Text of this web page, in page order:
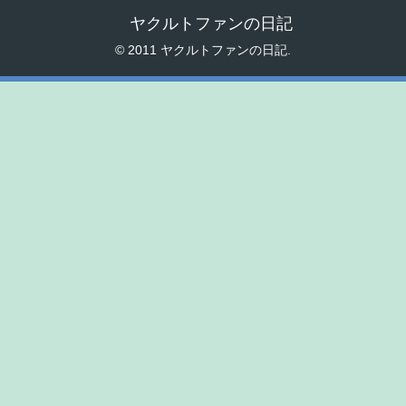
ヤクルトファンの日記
© 2011 ヤクルトファンの日記.